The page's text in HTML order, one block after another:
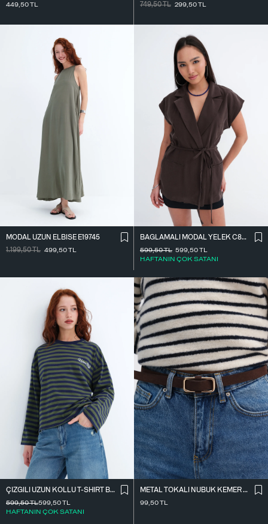
449,50TL
749,50TL 299,50TL
MODAL UZUN ELBISE E19745
1.199,50TL 499,50TL
BAĞLAMALI MODAL YELEK C8021
599,50TL
HAFTANIN ÇOK SATANI
599,50TL
ÇIZGILI UZUN KOLLU T-SHIRT B10644
599,50TL
HAFTANIN ÇOK SATANI
599,50TL
METAL TOKALI NUBUK KEMER K2004-1
99,50TL